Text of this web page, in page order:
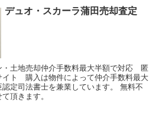
デュオ・スカーラ蒲田売却査定
・土地売却仲介手数料最大半額で対応 匿
イト 購入は物件によって仲介手数料最大
定司法書士を兼業しています。 無料不
頂きます。